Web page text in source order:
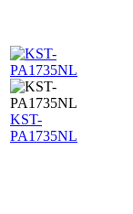
KST-
PA1735NL